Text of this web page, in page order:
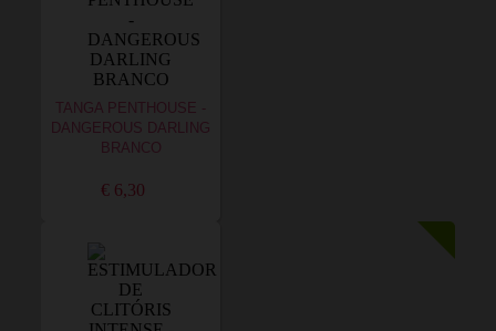
TANGA PENTHOUSE -
DANGEROUS DARLING
BRANCO
€ 6,30